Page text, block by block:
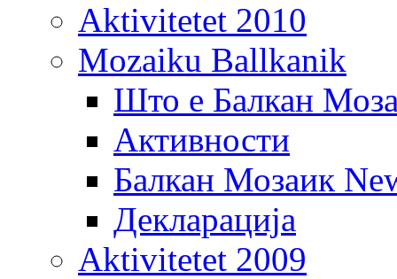
Aktivitetet 2010
Mozaiku Ballkanik
Што е Балкан
Активности
Балкан Мозаик
Декларација
Aktivitetet 2009